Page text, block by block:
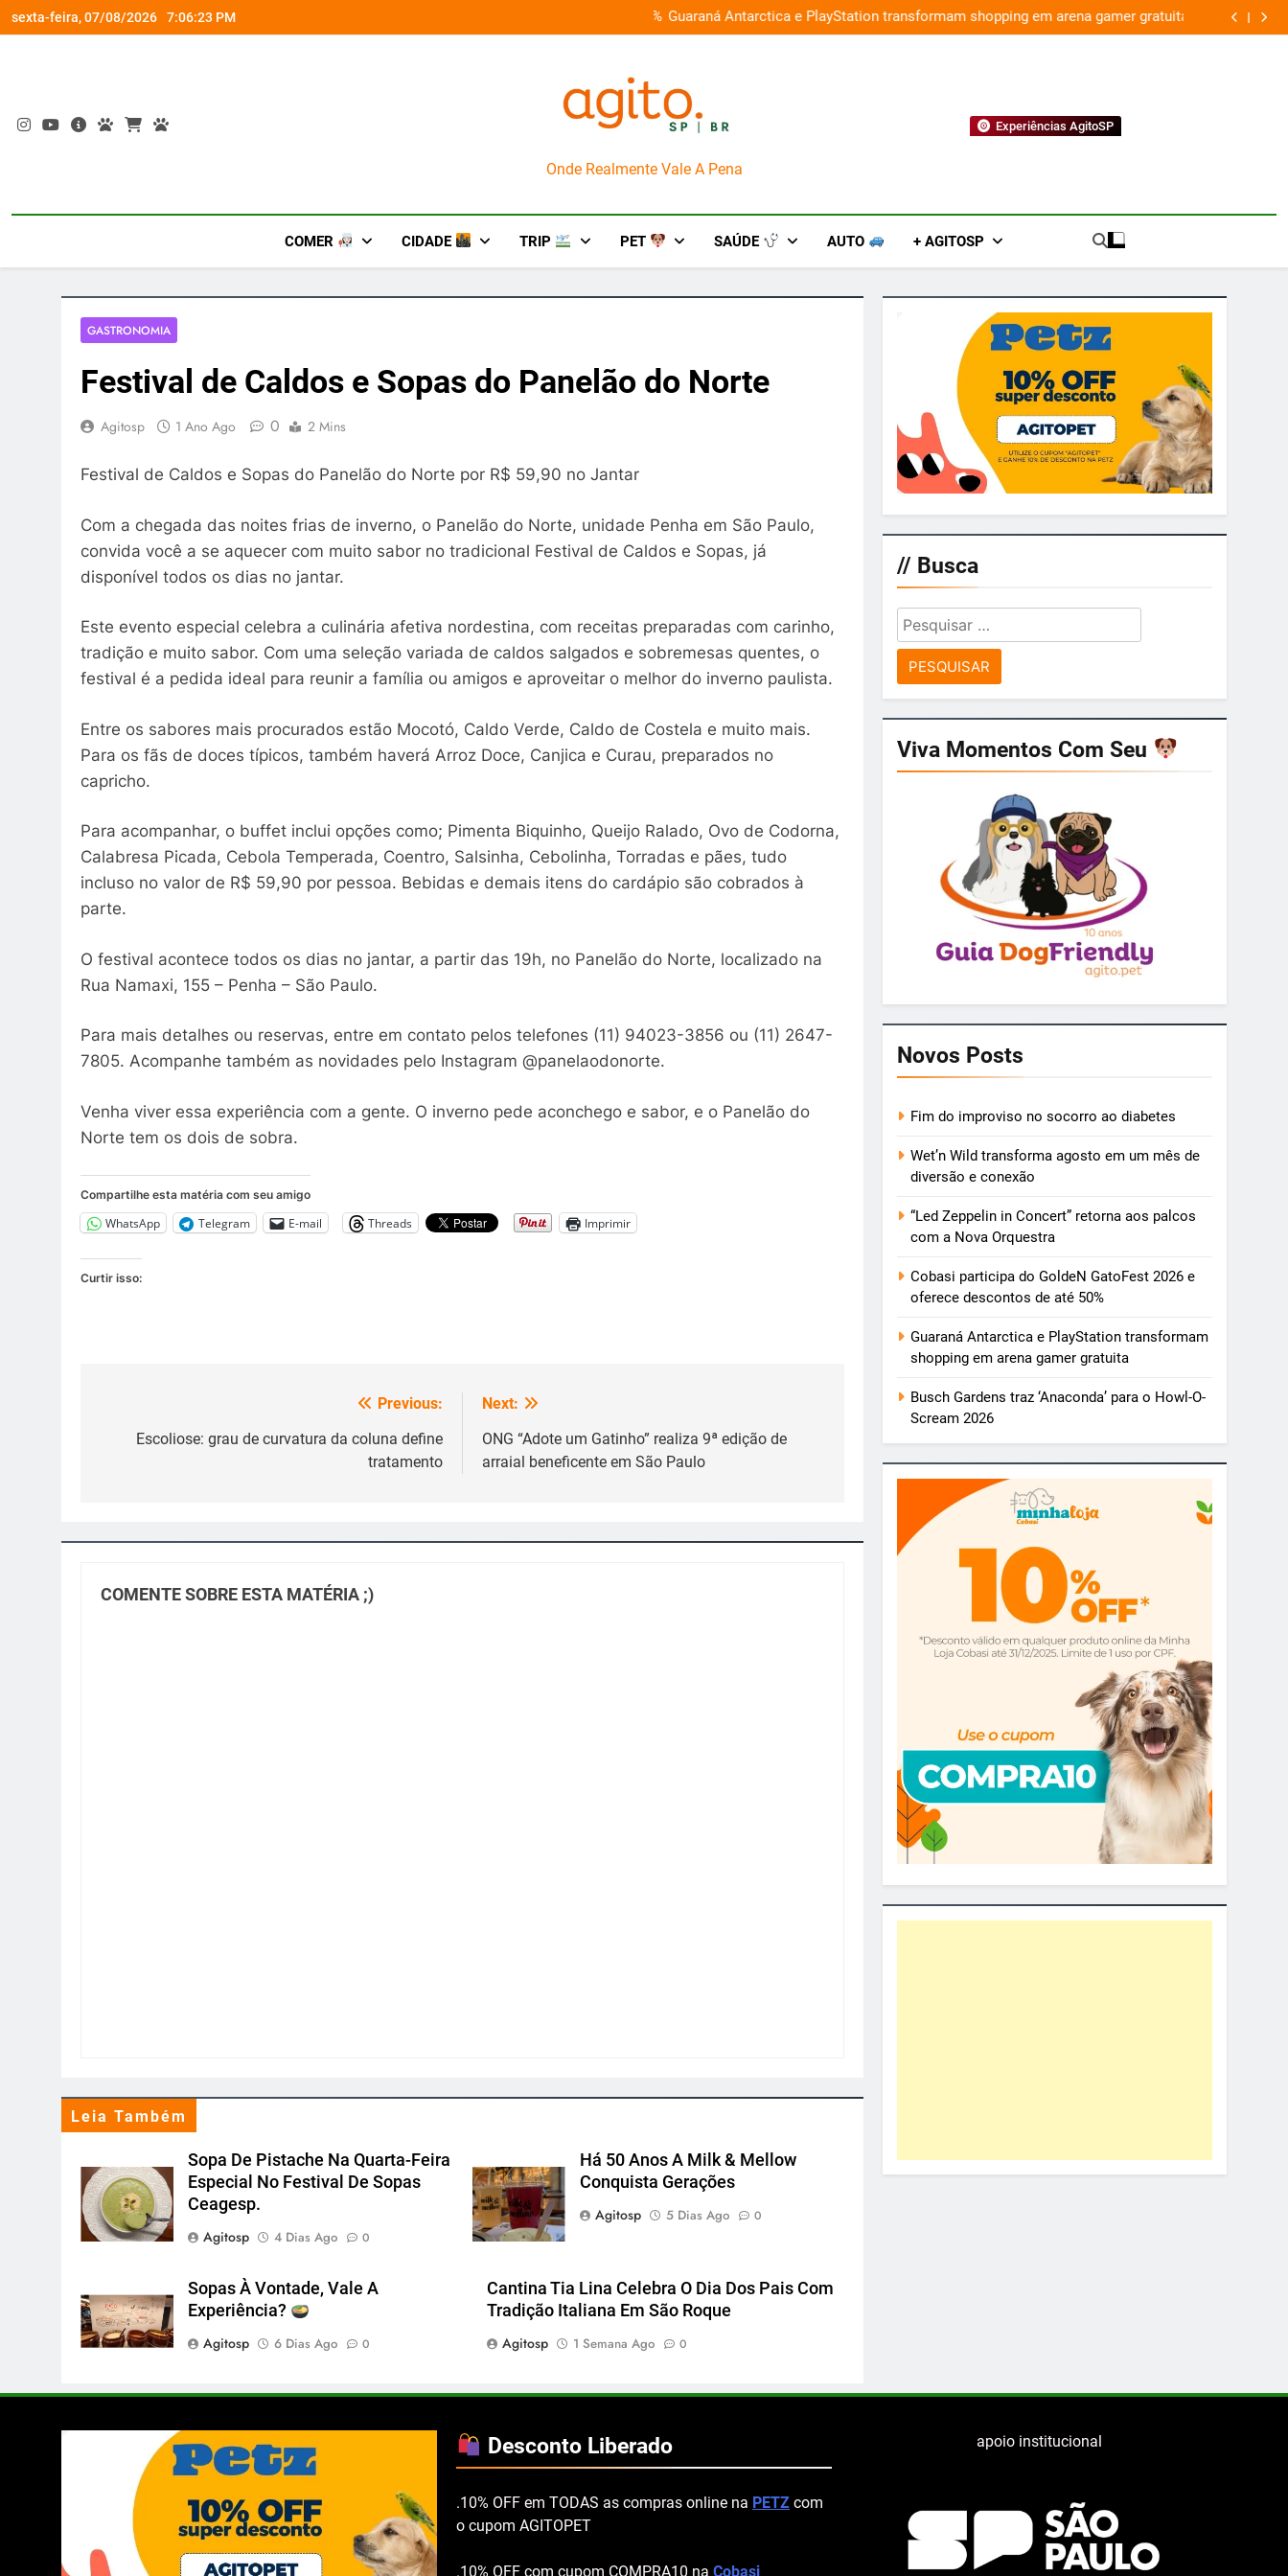
Skip
to
sexta-feira, 07/08/2026 7:06:24 PM
a Nova Orquestra Cobasi participa do GoldeN GatoFest 2026 e oferece descontos de até 50% Guaraná Antarctica e PlayStation transformam shopping em arena gamer gratuita
AgitoSP
Onde Realmente Vale A Pena
Experiências AgitoSP
COMER CIDADE TRIP PET SAÚDE AUTO + AGITOSP
GASTRONOMIA
Festival de Caldos e Sopas do Panelão do Norte
Agitosp 1 Ano Ago 0 2 Mins
Festival de Caldos e Sopas do Panelão do Norte por R$ 59,90 no Jantar
Com a chegada das noites frias de inverno, o Panelão do Norte, unidade Penha em São Paulo,
convida você a se aquecer com muito sabor no tradicional Festival de Caldos e Sopas, já
disponível todos os dias no jantar.
Este evento especial celebra a culinária afetiva nordestina, com receitas preparadas com carinho,
tradição e muito sabor. Com uma seleção variada de caldos salgados e sobremesas quentes, o
festival é a pedida ideal para reunir a família ou amigos e aproveitar o melhor do inverno paulista.
Entre os sabores mais procurados estão Mocotó, Caldo Verde, Caldo de Costela e muito mais.
Para os fãs de doces típicos, também haverá Arroz Doce, Canjica e Curau, preparados no
capricho.
Para acompanhar, o buffet inclui opções como; Pimenta Biquinho, Queijo Ralado, Ovo de Codorna,
Calabresa Picada, Cebola Temperada, Coentro, Salsinha, Cebolinha, Torradas e pães, tudo
incluso no valor de R$ 59,90 por pessoa. Bebidas e demais itens do cardápio são cobrados à
parte.
O festival acontece todos os dias no jantar, a partir das 19h, no Panelão do Norte, localizado na
Rua Namaxi, 155 – Penha – São Paulo.
Para mais detalhes ou reservas, entre em contato pelos telefones (11) 94023-3856 ou (11) 2647-
7805. Acompanhe também as novidades pelo Instagram @panelaodonorte.
Venha viver essa experiência com a gente. O inverno pede aconchego e sabor, e o Panelão do
Norte tem os dois de sobra.
Compartilhe esta matéria com seu amigo
WhatsApp Telegram E-mail Threads Imprimir
Curtir isso:
Previous:
Escoliose: grau de curvatura da coluna define
tratamento
Next:
ONG “Adote um Gatinho” realiza 9ª edição de
arraial beneficente em São Paulo
COMENTE SOBRE ESTA MATÉRIA ;)
Leia Também
Sopa De Pistache Na Quarta-Feira
Especial No Festival De Sopas
Ceagesp.
Agitosp
4 Dias Ago 0
Há 50 Anos A Milk & Mellow
Conquista Gerações
Agitosp
5 Dias Ago 0
Sopas À Vontade, Vale A
Experiência?
Agitosp
6 Dias Ago 0
Cantina Tia Lina Celebra O Dia Dos Pais Com
Tradição Italiana Em São Roque
Agitosp
1 Semana Ago 0
// Busca
Pesquisar
por:
Viva Momentos Com Seu
Novos Posts
Fim do improviso no socorro ao diabetes
Wet’n Wild transforma agosto em um mês de
diversão e conexão
“Led Zeppelin in Concert” retorna aos palcos
com a Nova Orquestra
Cobasi participa do GoldeN GatoFest 2026 e
oferece descontos de até 50%
Guaraná Antarctica e PlayStation transformam
shopping em arena gamer gratuita
Busch Gardens traz ‘Anaconda’ para o Howl-O-
Scream 2026
Desconto Liberado
.10% OFF em TODAS as compras online na PETZ com
o cupom AGITOPET
.10% OFF com cupom COMPRA10 na Cobasi
apoio institucional